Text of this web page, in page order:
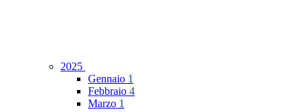
2025
Gennaio 1
Febbraio 4
Marzo 1